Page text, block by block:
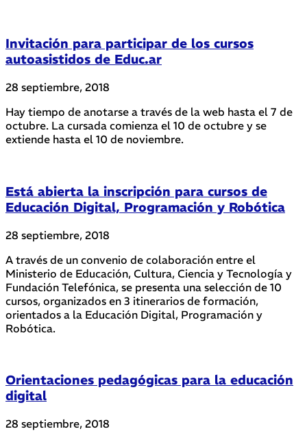
Invitación para participar de los cursos
autoasistidos de Educ.ar
28 septiembre, 2018
Hay tiempo de anotarse a través de la web hasta el 7 de
octubre. La cursada comienza el 10 de octubre y se
extiende hasta el 10 de noviembre.
Está abierta la inscripción para cursos de
Educación Digital, Programación y Robótica
28 septiembre, 2018
A través de un convenio de colaboración entre el
Ministerio de Educación, Cultura, Ciencia y Tecnología y
Fundación Telefónica, se presenta una selección de 10
cursos, organizados en 3 itinerarios de formación,
orientados a la Educación Digital, Programación y
Robótica.
Orientaciones pedagógicas para la educación
digital
28 septiembre, 2018